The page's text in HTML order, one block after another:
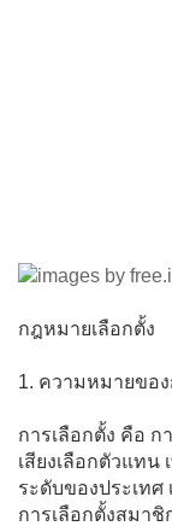
กฎหมายเลือกตั้ง
1. ความหมายของ
การเลือกตั้ง คือ
เสียงเลือกตัวแท
ระดับของประเท
การเลือกตั้งสมาชิ